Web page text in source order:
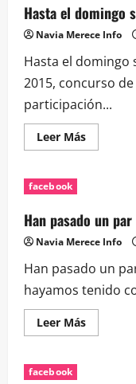
12:30
en…
Hasta el domingo
Navia Merece Info
Hasta el domingo
2015, concurso
participación...
Leer MásLeer
más
se
sigue
facebook
Han pasado un
Navia Merece Info
Han pasado un
hayamos tenido
Leer MásLeer
más
facebook